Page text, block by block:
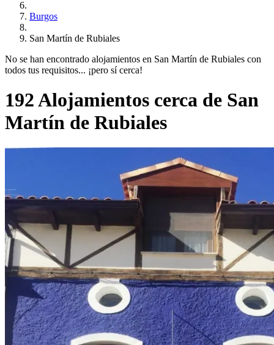
Burgos
San Martín de Rubiales
No se han encontrado alojamientos en San Martín de Rubiales con
todos tus requisitos... ¡pero sí cerca!
192 Alojamientos cerca de San
Martín de Rubiales